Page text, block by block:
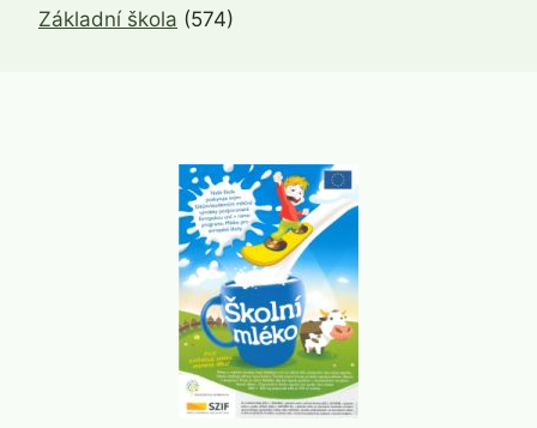
Základní škola (574)